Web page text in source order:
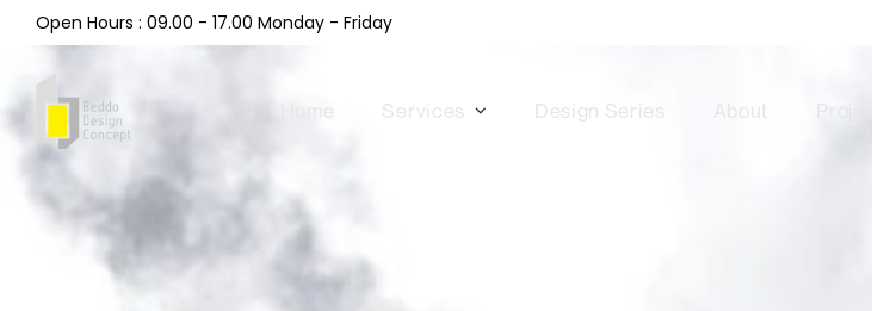
Open Hours : 09.00 - 17.00 Monday - Friday
Services Design Series About Project